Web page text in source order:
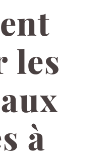
les
à